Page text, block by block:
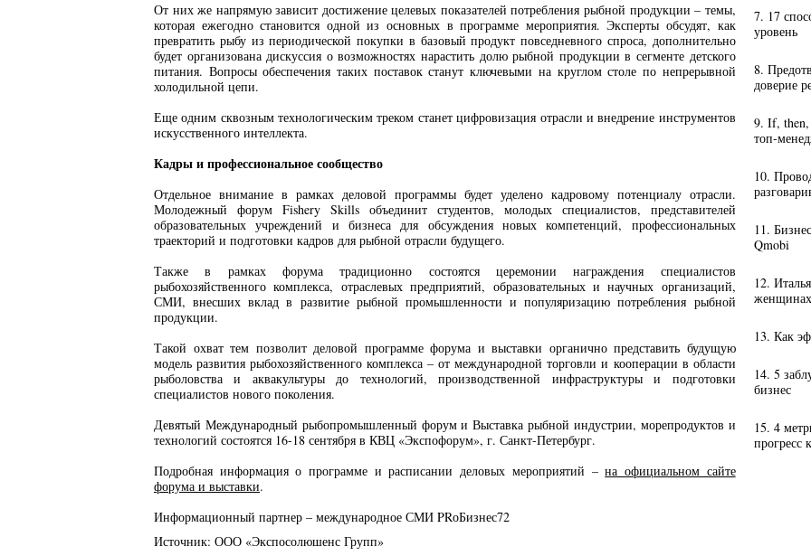
От них же напрямую зависит достижение целевых показателей потребления рыбной продукции – темы,
которая ежегодно становится одной из основных в программе мероприятия. Эксперты обсудят, как
превратить рыбу из периодической покупки в базовый продукт повседневного спроса, дополнительно
будет организована дискуссия о возможностях нарастить долю рыбной продукции в сегменте детского
питания. Вопросы обеспечения таких поставок станут ключевыми на круглом столе по непрерывной
холодильной цепи.
Еще одним сквозным технологическим треком станет цифровизация отрасли и внедрение инструментов
искусственного интеллекта.
Кадры и профессиональное сообщество
Отдельное внимание в рамках деловой программы будет уделено кадровому потенциалу отрасли.
Молодежный форум Fishery Skills объединит студентов, молодых специалистов, представителей
образовательных учреждений и бизнеса для обсуждения новых компетенций, профессиональных
траекторий и подготовки кадров для рыбной отрасли будущего.
Также в рамках форума традиционно состоятся церемонии награждения специалистов
рыбохозяйственного комплекса, отраслевых предприятий, образовательных и научных организаций,
СМИ, внесших вклад в развитие рыбной промышленности и популяризацию потребления рыбной
продукции.
Такой охват тем позволит деловой программе форума и выставки органично представить будущую
модель развития рыбохозяйственного комплекса – от международной торговли и кооперации в области
рыболовства и аквакультуры до технологий, производственной инфраструктуры и подготовки
специалистов нового поколения.
Девятый Международный рыбопромышленный форум и Выставка рыбной индустрии, морепродуктов и
технологий состоятся 16-18 сентября в КВЦ «Экспофорум», г. Санкт-Петербург.
Подробная информация о программе и расписании деловых мероприятий –на официальном сайте
форума и выставки.
Информационный партнер – международное СМИ PRоБизнес72
Источник: ООО «Экспосолюшенс Групп»
7. 17
уровень
8.
доверие
9. If, then,
топ-
10.
11.
Qmobi
12.
13. Как
14. 5
бизнес
15. 4
прогресс